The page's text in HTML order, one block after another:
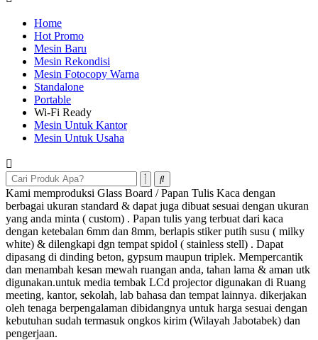
Home
Hot Promo
Mesin Baru
Mesin Rekondisi
Mesin Fotocopy Warna
Standalone
Portable
Wi-Fi Ready
Mesin Untuk Kantor
Mesin Untuk Usaha
Kami memproduksi Glass Board / Papan Tulis Kaca dengan
berbagai ukuran standard & dapat juga dibuat sesuai dengan ukuran
yang anda minta ( custom) . Papan tulis yang terbuat dari kaca
dengan ketebalan 6mm dan 8mm, berlapis stiker putih susu ( milky
white) & dilengkapi dgn tempat spidol ( stainless stell) . Dapat
dipasang di dinding beton, gypsum maupun triplek. Mempercantik
dan menambah kesan mewah ruangan anda, tahan lama & aman utk
digunakan.untuk media tembak LCd projector digunakan di Ruang
meeting, kantor, sekolah, lab bahasa dan tempat lainnya. dikerjakan
oleh tenaga berpengalaman dibidangnya untuk harga sesuai dengan
kebutuhan sudah termasuk ongkos kirim (Wilayah Jabotabek) dan
pengerjaan.